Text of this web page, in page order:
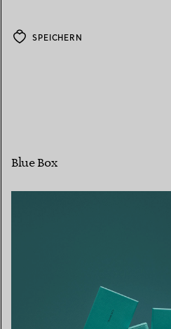
SPEICHERN
Blue Box